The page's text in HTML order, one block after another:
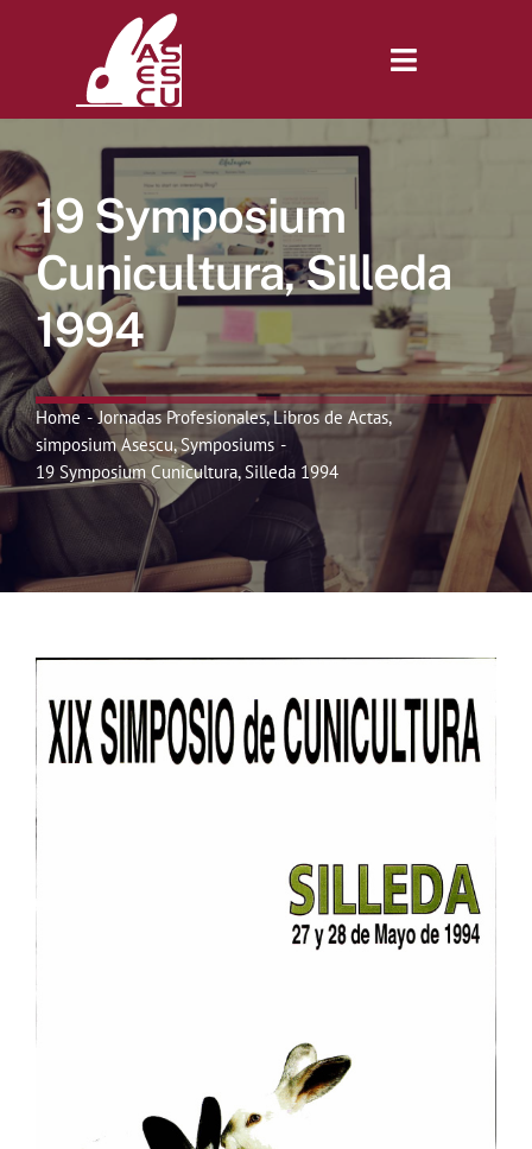
Toggle
Inicio
Revista
Tienda
Lonjas
Symposiums
Noticias
Contactar
19 Symposium
Cunicultura, Silleda
1994
Home Jornadas Profesionales Libros de Actas
simposium Asescu Symposiums
19 Symposium Cunicultura, Silleda 1994